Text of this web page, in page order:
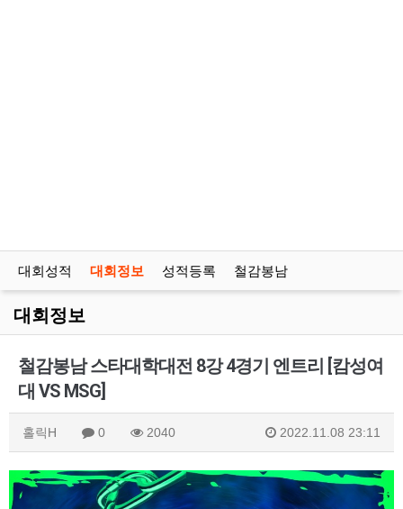
대회성적 대회정보 성적등록 철감봉남
대회정보
철감봉남 스타대학대전 8강 4경기 엔트리 [캄성여
대 VS MSG]
홀릭H 0 2040 2022.11.08 23:11